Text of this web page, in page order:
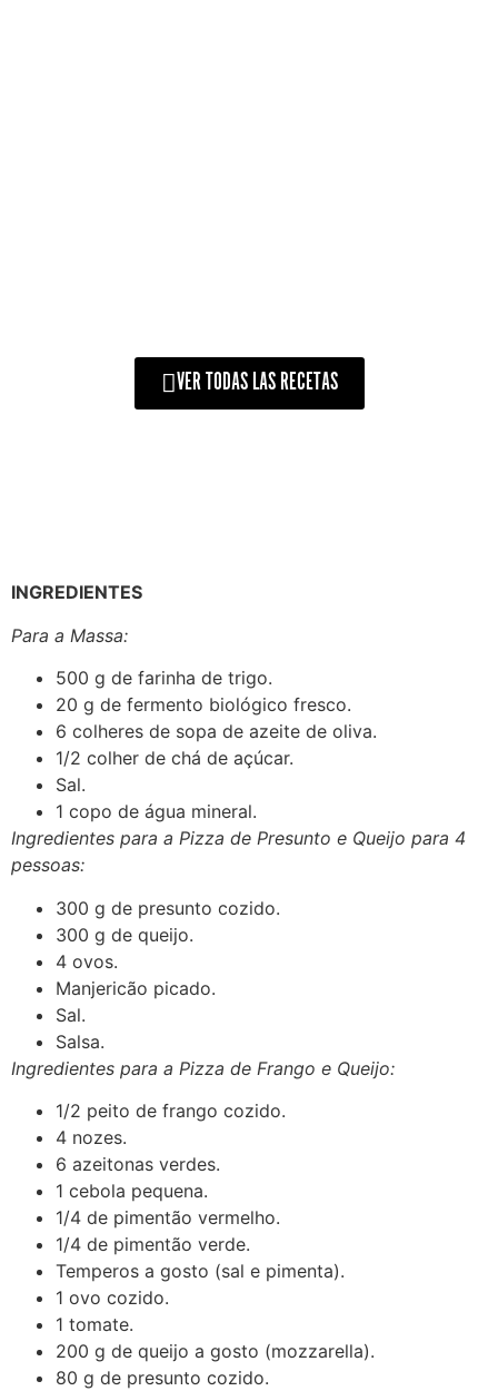
VER TODAS LAS RECETAS
INGREDIENTES
Para a Massa:
500 g de farinha de trigo.
20 g de fermento biológico fresco.
6 colheres de sopa de azeite de oliva.
1/2 colher de chá de açúcar.
Sal.
1 copo de água mineral.
Ingredientes para a Pizza de Presunto e Queijo para 4
pessoas:
300 g de presunto cozido.
300 g de queijo.
4 ovos.
Manjericão picado.
Sal.
Salsa.
Ingredientes para a Pizza de Frango e Queijo:
1/2 peito de frango cozido.
4 nozes.
6 azeitonas verdes.
1 cebola pequena.
1/4 de pimentão vermelho.
1/4 de pimentão verde.
Temperos a gosto (sal e pimenta).
1 ovo cozido.
1 tomate.
200 g de queijo a gosto (mozzarella).
80 g de presunto cozido.